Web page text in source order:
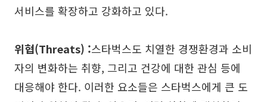
서비스를 확장하고 강화하고 있다.
위협(Threats) :스타벅스도 치열한 경쟁환경과 소비
자의 변화하는 취향, 그리고 건강에 대한 관심 등에
대응해야 한다. 이러한 요소들은 스타벅스에게 큰 도